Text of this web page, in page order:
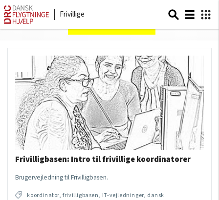
Frivillige
Sider omkoordinator
Frivilligbasen: Intro til frivillige koordinatorer
Brugervejledning til Frivilligbasen.
koordinator, frivilligbasen, IT-vejledninger, dansk